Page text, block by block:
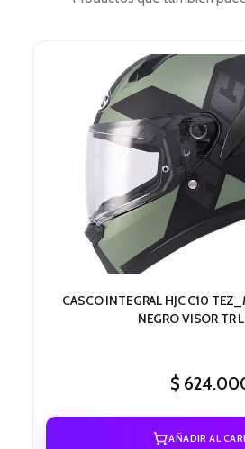
CASCO INTEGRAL HJC C10
NEGRO VISOR TR
$
AÑADIR AL